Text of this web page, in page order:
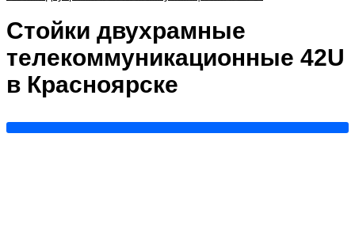
Стойки двухрамные
телекоммуникационные 42U
в Красноярске